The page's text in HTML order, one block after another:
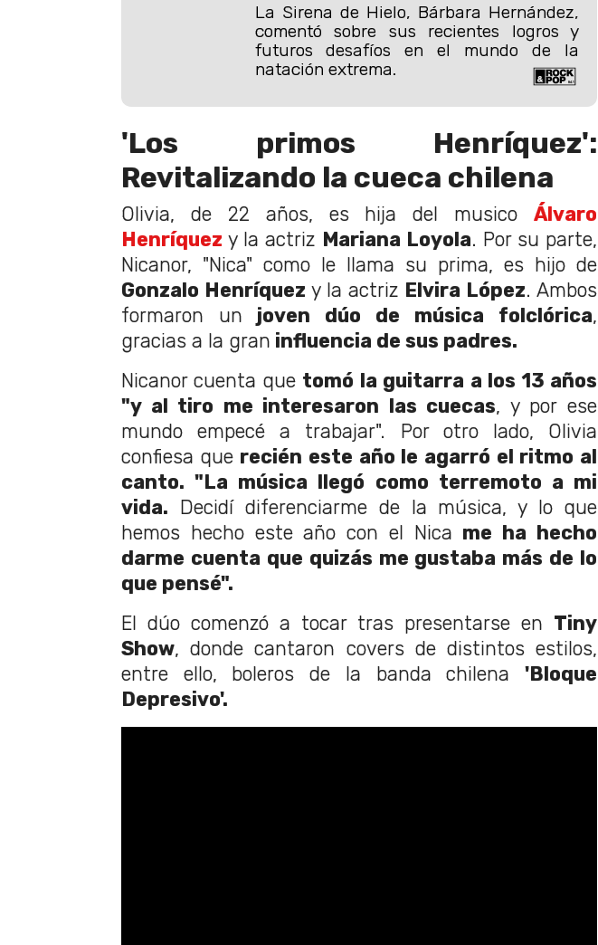
La Sirena de Hielo, Bárbara Hernández,
comentó sobre sus recientes logros y
futuros desafíos en el mundo de la
natación extrema.
'Los primos Henríquez':
Revitalizando la cueca chilena
Olivia, de 22 años, es hija del musico Álvaro
Henríquez y la actriz Mariana Loyola. Por su parte,
Nicanor, "Nica" como le llama su prima, es hijo de
Gonzalo Henríquez y la actriz Elvira López. Ambos
formaron un joven dúo de música folclórica,
gracias a la gran influencia de sus padres.
Nicanor cuenta que tomó la guitarra a los 13 años
"y al tiro me interesaron las cuecas, y por ese
mundo empecé a trabajar". Por otro lado, Olivia
confiesa que recién este año le agarró el ritmo al
canto. "La música llegó como terremoto a mi
vida. Decidí diferenciarme de la música, y lo que
hemos hecho este año con el Nica me ha hecho
darme cuenta que quizás me gustaba más de lo
que pensé".
El dúo comenzó a tocar tras presentarse en Tiny
Show, donde cantaron covers de distintos estilos,
entre ello, boleros de la banda chilena 'Bloque
Depresivo'.